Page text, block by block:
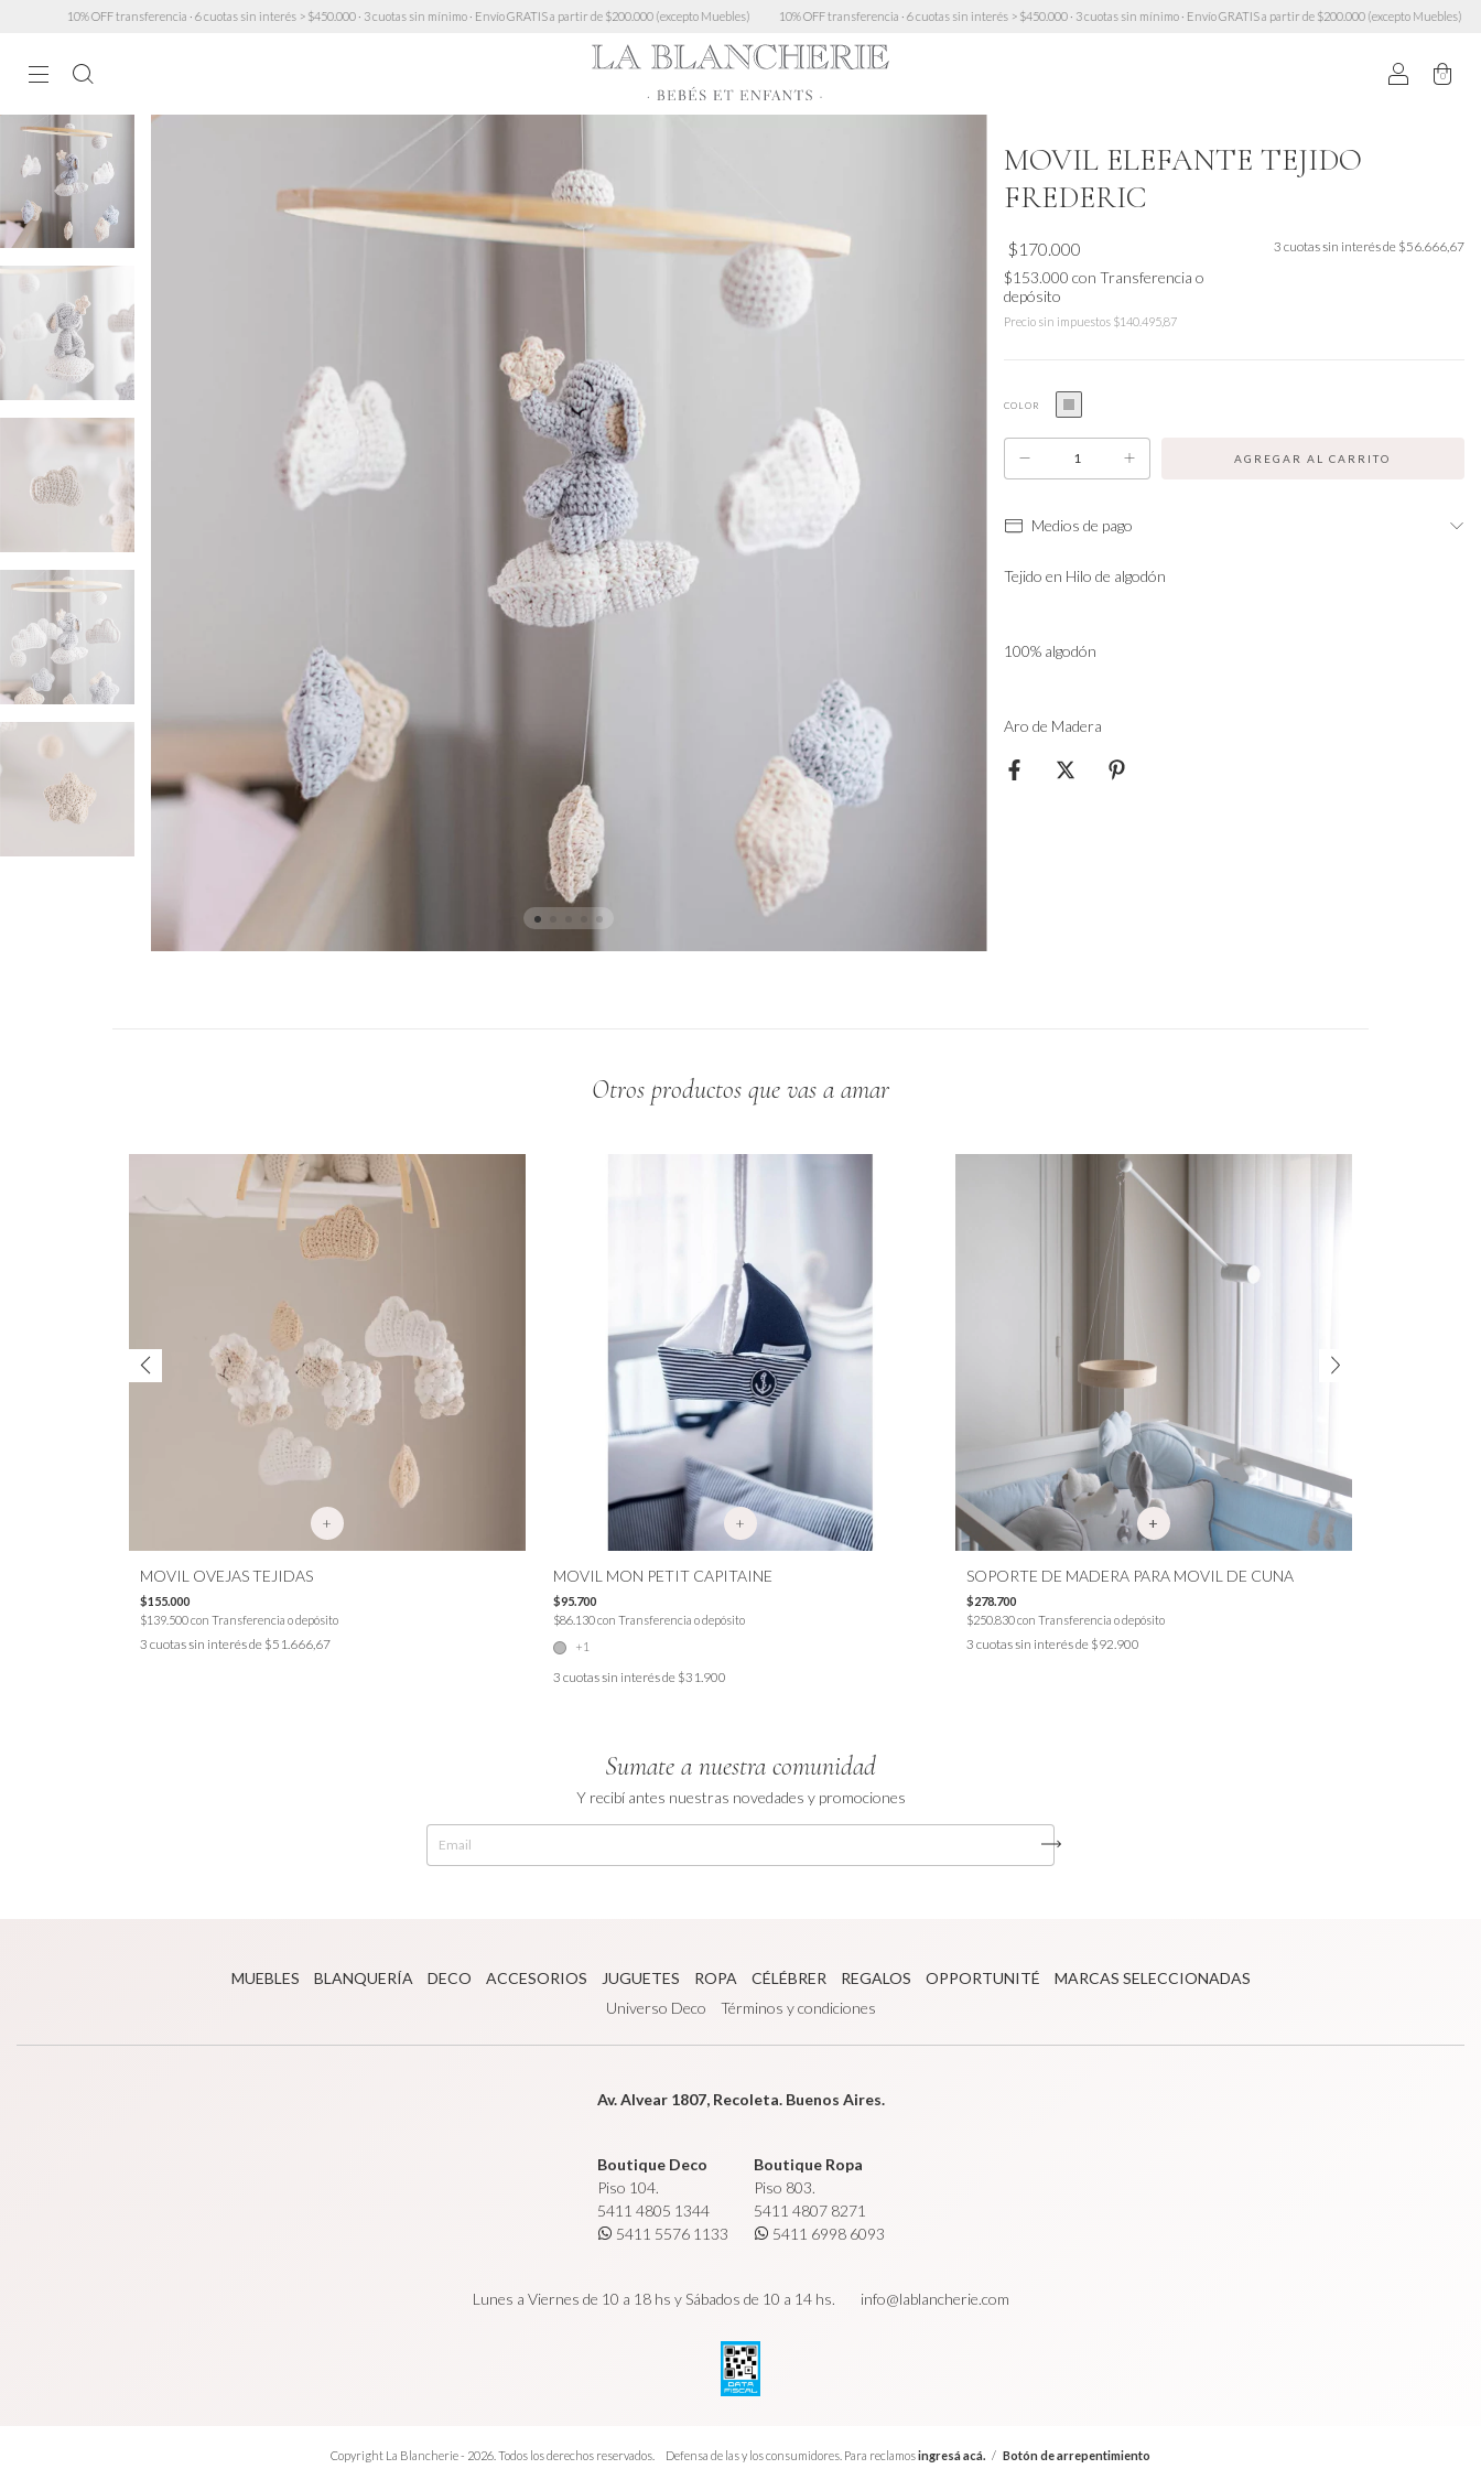
10% OFF transferencia · 6 cuotas sin interés > $450.000 · 3 cuotas sin mínimo · Envío GRATIS a partir de $200.000 (excepto Muebles) 10% OFF transferencia · 6 cuotas sin interés > $450.000 · 3 cuotas sin mínimo · Envío GRATIS a partir de $200.000 (excepto Muebles) 10% OFF
0
MOVIL ELEFANTE TEJIDO
FREDERIC
$170.000
$153.000 con Transferencia o
depósito
Precio sin impuestos $140.495,87
3 cuotas sin interés de $56.666,67
COLOR
Medios de pago
Tejido en Hilo de algodón
100% algodón
Aro de Madera
Otros productos que vas a amar
+
MOVIL OVEJAS TEJIDAS
$155.000
$139.500con Transferencia o depósito
3 cuotas sin interés de $51.666,67
+
MOVIL MON PETIT CAPITAINE
$95.700
$86.130con Transferencia o depósito
+1
3 cuotas sin interés de $31.900
SOPORTE DE MADERA PARA MOVIL DE CUNA
$278.700
$250.830con Transferencia o depósito
3 cuotas sin interés de $92.900
Sumate a nuestra comunidad
Y recibí antes nuestras novedades y promociones
MUEBLES BLANQUERÍA DECO ACCESORIOS JUGUETES ROPA CÉLÉBRER REGALOS OPPORTUNITÉ
MARCAS SELECCIONADAS
Universo Deco
Términos y condiciones
Av. Alvear 1807, Recoleta. Buenos Aires.
Boutique Deco
Piso 104.
5411 4805 1344
5411 5576 1133
Boutique Ropa
Piso 803.
5411 4807 8271
5411 6998 6093
Lunes a Viernes de 10 a 18 hs y Sábados de 10 a 14 hs. info@lablancherie.com
Copyright La Blancherie - 2026. Todos los derechos reservados. Defensa de las y los consumidores. Para reclamosingresá acá. / Botón de arrepentimiento